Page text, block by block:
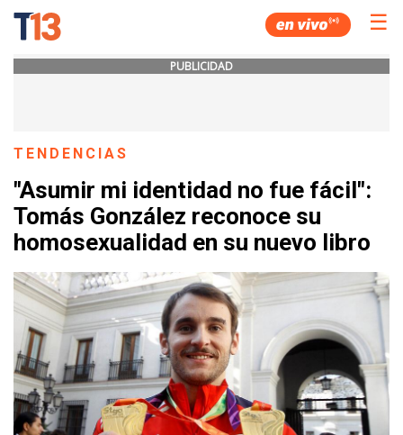
☰
PUBLICIDAD
TENDENCIAS
"Asumir mi identidad no fue fácil":
Tomás González reconoce su
homosexualidad en su nuevo libro